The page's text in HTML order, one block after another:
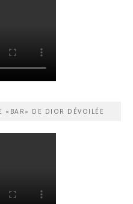
«BAR» DE DIOR DÉVOILÉE